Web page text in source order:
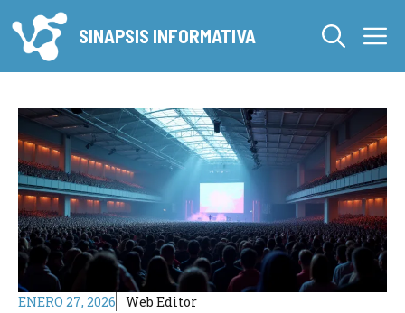
al
contenido
SINAPSIS INFORMATIVA
ENERO 27, 2026 Web Editor